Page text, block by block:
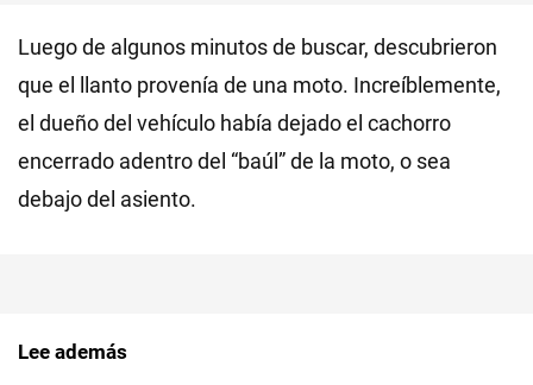
Luego de algunos minutos de buscar, descubrieron
que el llanto provenía de una moto. Increíblemente,
el dueño del vehículo había dejado el cachorro
encerrado adentro del “baúl” de la moto, o sea
debajo del asiento.
Lee además